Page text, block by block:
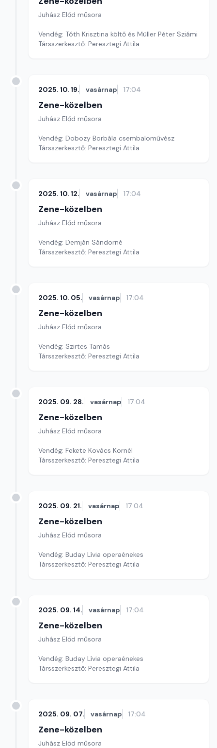
Juhász Előd műsora
Vendég: Tóth Krisztina költő és Müller Péter Sziámi
Társszerkesztő: Peresztegi Attila
2025. 10. 19. vasárnap 17:04
Zene-közelben
Juhász Előd műsora
Vendég: Dobozy Borbála csembaloművész
Társszerkesztő: Peresztegi Attila
2025. 10. 12. vasárnap 17:04
Zene-közelben
Juhász Előd műsora
Vendég: Demján Sándorné
Társszerkesztő: Peresztegi Attila
2025. 10. 05. vasárnap 17:04
Zene-közelben
Juhász Előd műsora
Vendég: Szirtes Tamás
Társszerkesztő: Peresztegi Attila
2025. 09. 28. vasárnap 17:04
Zene-közelben
Juhász Előd műsora
Vendég: Fekete Kovács Kornél
Társszerkesztő: Peresztegi Attila
2025. 09. 21. vasárnap 17:04
Zene-közelben
Juhász Előd műsora
Vendég: Buday Lívia operaénekes
Társszerkesztő: Peresztegi Attila
2025. 09. 14. vasárnap 17:04
Zene-közelben
Juhász Előd műsora
Vendég: Buday Lívia operaénekes
Társszerkesztő: Peresztegi Attila
2025. 09. 07. vasárnap 17:04
Zene-közelben
Juhász Előd műsora